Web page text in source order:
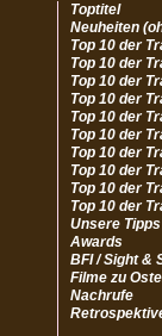
Toptitel
Neuheiten
Top 10 der
Top 10 der
Top 10 der
Top 10 der
Top 10 der
Top 10 der
Top 10 der
Top 10 der
Top 10 der
Top 10 der
Unsere Tipps
Awards
BFI / Sight &
Filme zu
Nachrufe